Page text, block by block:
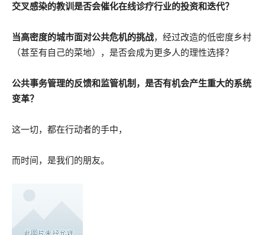
交叉感染的教训是否会催化在线诊疗行业的投资和迭代？
当高密度的城市面对公共危机的挑战，经过改造的低密度乡村
（甚至有自己的菜地），是否会成为更多人的理性选择？
公共事务管理的反馈和监管机制，是否有机会产生重大的系统
变革？
这一切，都在行动者的手中，
而时间，是我们的朋友。